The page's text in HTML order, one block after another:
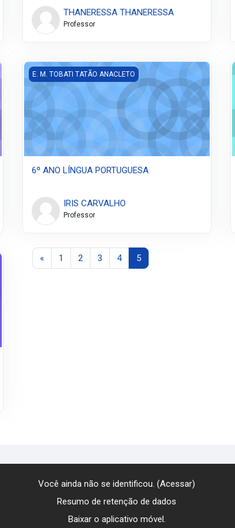
THANERESSA THANERESSA
Professor
6º ANO LÍNGUA PORTUGUESA
E. M. TOBATI TATÃO ANACLETO
6º ANO LÍNGUA PORTUGUESA
IRIS CARVALHO
Professor
«Página anterior
1 Página 1
2Página 2
3Página 3
4Página 4
5Página 5
Você ainda não se identificou. (Acessar)
Resumo de retenção de dados
Baixar o aplicativo móvel.